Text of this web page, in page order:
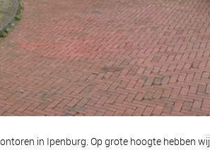
in Ipenburg. Op grote hoogte hebben wij